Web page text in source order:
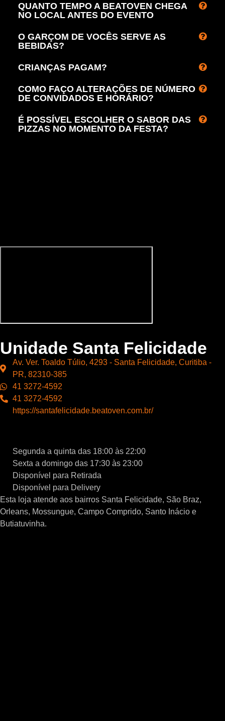
QUANTO TEMPO A BEATOVEN CHEGA
NO LOCAL ANTES DO EVENTO
O GARÇOM DE VOCÊS SERVE AS
BEBIDAS?
CRIANÇAS PAGAM?
COMO FAÇO ALTERAÇÕES DE NÚMERO
DE CONVIDADOS E HORÁRIO?
É POSSÍVEL ESCOLHER O SABOR DAS
PIZZAS NO MOMENTO DA FESTA?
Unidade Santa Felicidade
Av. Ver. Toaldo Túlio, 4293 - Santa Felicidade, Curitiba -
PR, 82310-385
41 3272-4592
41 3272-4592
https://santafelicidade.beatoven.com.br/
Segunda a quinta das 18:00 às 22:00
Sexta a domingo das 17:30 às 23:00
Disponível para Retirada
Disponível para Delivery
Esta loja atende aos bairros Santa Felicidade, São Braz,
Orleans, Mossungue, Campo Comprido, Santo Inácio e
Butiatuvinha.